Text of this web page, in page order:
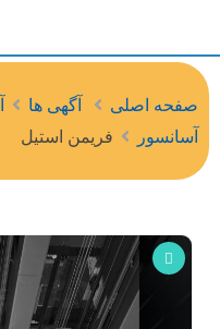
صفحه اصلی آگهی ها
آسانسور
فریمن استیل